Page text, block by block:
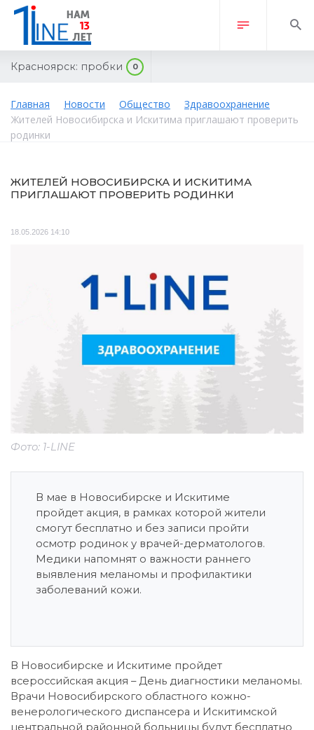
Красноярск: пробки 0
Главная Новости Общество
Здравоохранение
Жителей Новосибирска и Искитима приглашают проверить
родинки
ЖИТЕЛЕЙ НОВОСИБИРСКА И ИСКИТИМА
ПРИГЛАШАЮТ ПРОВЕРИТЬ РОДИНКИ
18.05.2026 14:10
Фото: 1-LINE
В мае в Новосибирске и Искитиме
пройдет акция, в рамках которой жители
смогут бесплатно и без записи пройти
осмотр родинок у врачей-дерматологов.
Медики напомнят о важности раннего
выявления меланомы и профилактики
заболеваний кожи.
В Новосибирске и Искитиме пройдет
всероссийская акция – День диагностики меланомы.
Врачи Новосибирского областного кожно-
венерологического диспансера и Искитимской
центральной районной больницы будут бесплатно